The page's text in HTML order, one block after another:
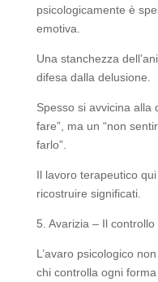
psicologicamente è
emotiva.
Una stanchezza
difesa dalla delusione.
Spesso si avvicina alla
fare”, ma un “non
farlo”.
Il lavoro terapeutico
ricostruire significati.
5. Avarizia – Il
L’avaro psicologico
chi controlla ogni